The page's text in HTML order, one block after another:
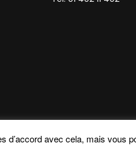
avec cela, mais vous